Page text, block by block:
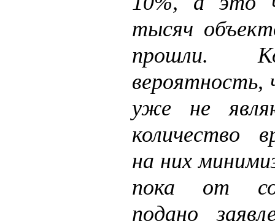
тысяч
прошли.
вероятность,
уже не
количество
на них
пока от
подано